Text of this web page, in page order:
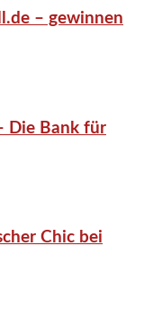
– gewinnen
Die Bank für
Chic bei